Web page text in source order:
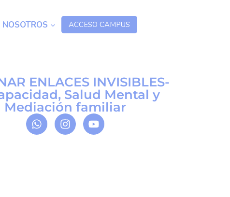
NOSOTROS ACCESO CAMPUS
ENLACES INVISIBLES-
Salud Mental y
Mediación familiar